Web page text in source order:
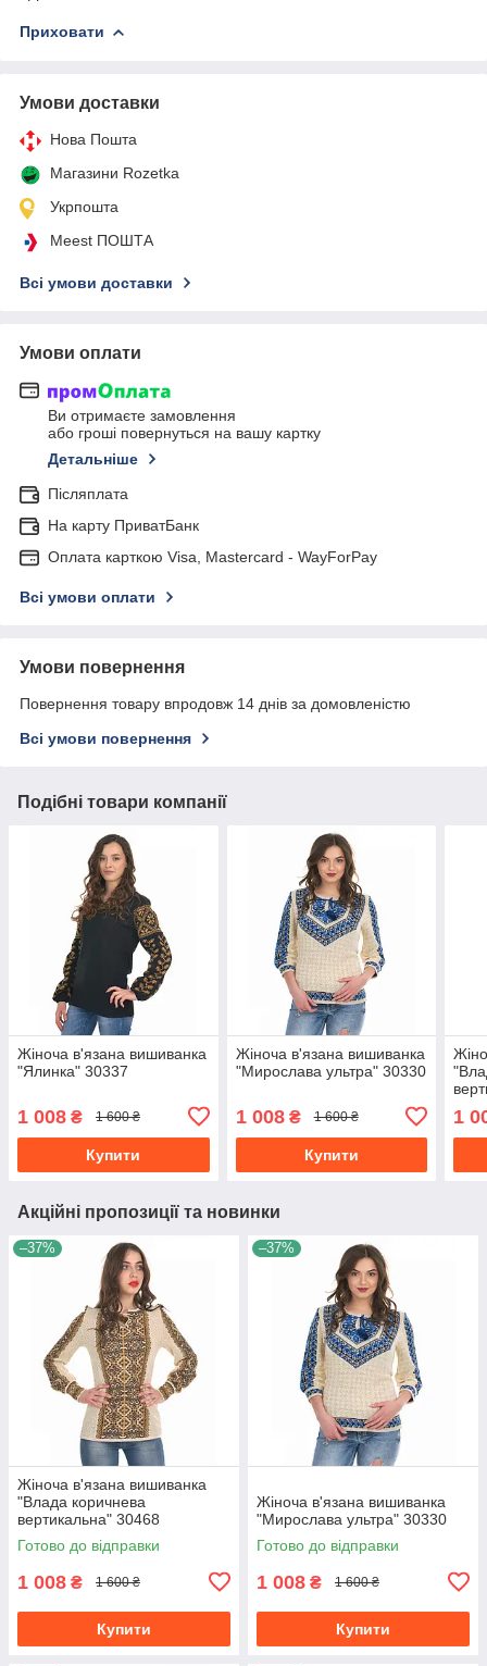
Приховати
Умови доставки
Нова Пошта
Магазини Rozetka
Укрпошта
Meest ПОШТА
Всі умови доставки
Умови оплати
Ви отримаєте замовлення
або гроші повернуться на вашу картку
Детальніше
Післяплата
На карту ПриватБанк
Оплата карткою Visa, Mastercard - WayForPay
Всі умови оплати
Умови повернення
Повернення товару впродовж 14 днів за домовленістю
Всі умови повернення
Подібні товари компанії
Жіноча в'язана вишиванка
"Ялинка" 30337
1 008 ₴ 1 600 ₴
Купити
Жіноча в'язана вишиванка
"Мирослава ультра" 30330
1 008₴ 1 600 ₴
Купити
1
Акційні пропозиції та новинки
–37%
Жіноча в'язана вишиванка
"Влада коричнева
вертикальна" 30468
Готово до відправки
1 008 ₴ 1 600 ₴
Купити
–37%
Жіноча в'язана вишиванка
"Мирослава ультра" 30330
Готово до відправки
1 008 ₴ 1 600 ₴
Купити